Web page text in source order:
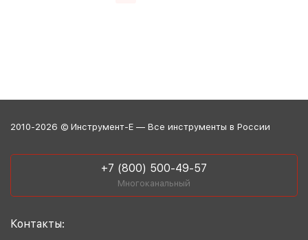
2010-2026 © Инструмент-Е — Все инструменты в России
+7 (800) 500-49-57
Многоканальный
Контакты: